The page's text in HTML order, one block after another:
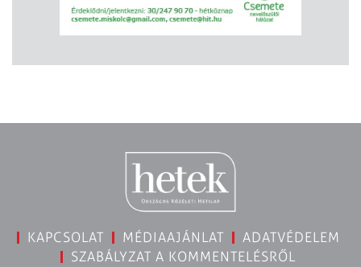
KAPCSOLAT MÉDIAAJÁNLAT
ADATVÉDELEM
SZABÁLYZAT A KOMMENTELÉSRŐL